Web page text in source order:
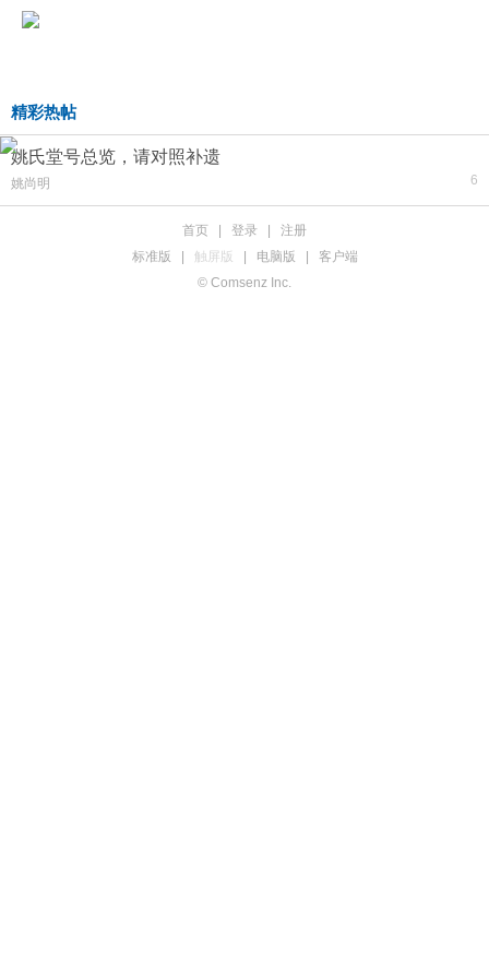
精彩热帖
姚氏堂号总览，请对照补遗
姚尚明 6
首页 登录
注册
标准版
触屏版 电脑版
客户端
© Comsenz Inc.